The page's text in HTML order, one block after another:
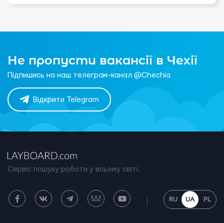
Не пропусти вакансії в Чехії
Підпишись на наш телеграм-канал @Chechia
Відкрити Telegram
Сервіс пошуку роботи у всьому світі.
RU UA PL